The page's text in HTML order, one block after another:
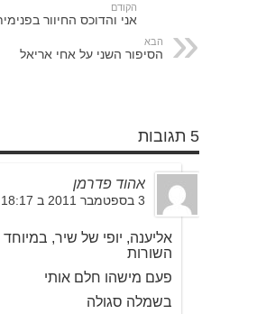
הקודם
אני והדוכס החיוור
הבא
הסיפור השני על אחי אריאל
5 תגובות
אהוד פדרמן
3 בספטמבר 2011 ב 18:17
אליענה, יופי של שיר, במיוחד
השורות
פעם מישהו חלם אותי
בשמלה סגולה